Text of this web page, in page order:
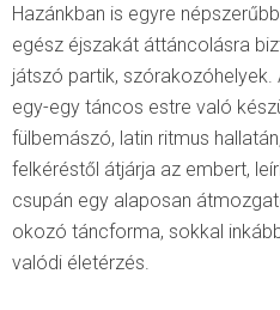
Hazánkban is egyre
egész éjszakát áttáncolásra
játszó partik,
egy-egy táncos estre való
fülbemászó, latin ritmus
felkéréstől átjárja az embert,
csupán egy alaposan
okozó táncforma, sokkal
valódi életérzés.